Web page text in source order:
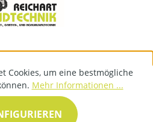
Cookies, um eine bestmögliche
Mehr Informationen ...